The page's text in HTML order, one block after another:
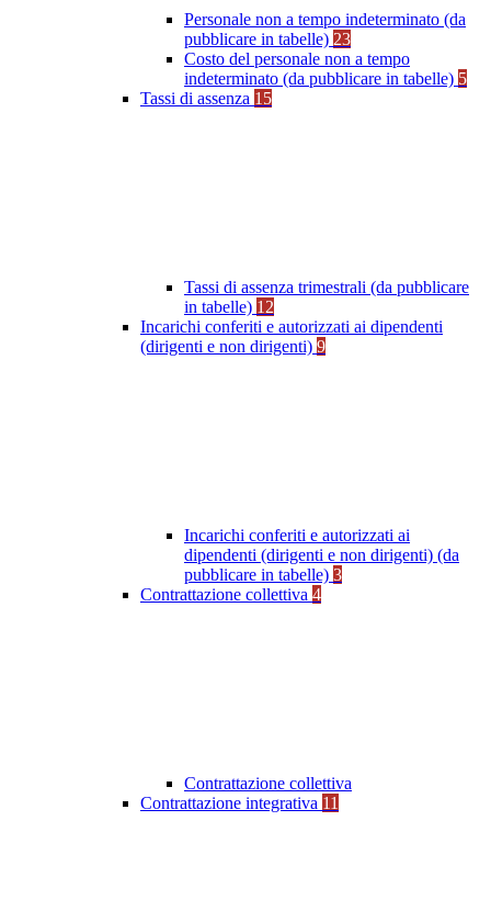
Personale non a tempo indeterminato (da
pubblicare in tabelle) 23
Costo del personale non a tempo
indeterminato (da pubblicare in tabelle) 5
Tassi di assenza 15
Tassi di assenza trimestrali (da pubblicare
in tabelle) 12
Incarichi conferiti e autorizzati ai dipendenti
(dirigenti e non dirigenti) 9
Incarichi conferiti e autorizzati ai
dipendenti (dirigenti e non dirigenti) (da
pubblicare in tabelle) 3
Contrattazione collettiva 4
Contrattazione collettiva
Contrattazione integrativa 11